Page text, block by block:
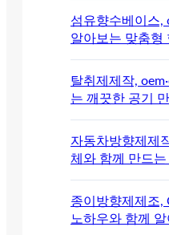
섬유향수베이스,
알아보는 맞춤형
탈취제제작,
는 깨끗한 공기
자동차방향제제
체와 함께 만드
종이방향제제조,
노하우와 함께